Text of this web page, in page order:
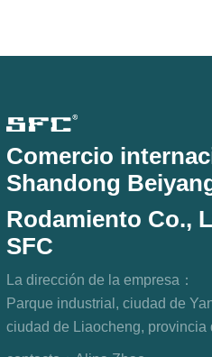
Comercio
Shandong
Rodamiento Co.,
SFC
La dirección de la empresa：
Parque industrial, ciudad de
ciudad de Liaocheng, provincia